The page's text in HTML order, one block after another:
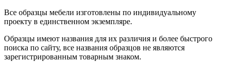
Все образцы мебели изготовлены по индивидуальному
проекту в единственном экземпляре.
Образцы имеют названия для их различия и более быстрого
поиска по сайту, все названия образцов не являются
зарегистрированным товарным знаком.